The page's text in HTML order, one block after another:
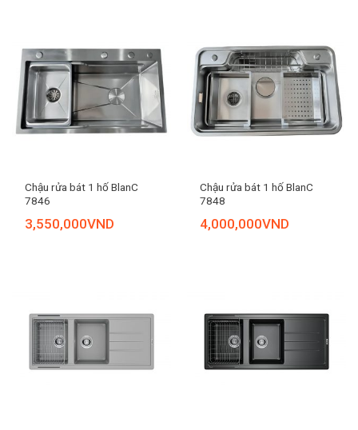
Chậu rửa bát 1 hố BlanC
7846
3,550,000VND
Chậu rửa bát 1 hố BlanC
7848
4,000,000VND